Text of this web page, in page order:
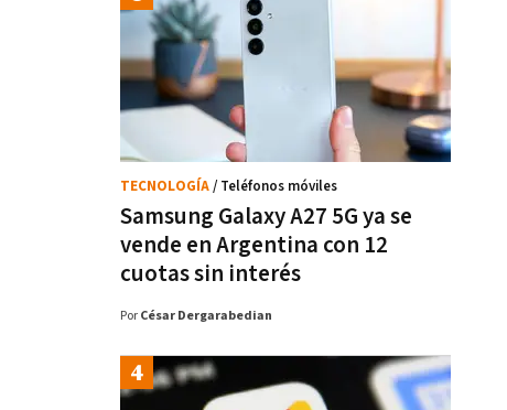
Samsung Galaxy A27 5G ya se
vende en Argentina con 12
cuotas sin interés
TECNOLOGÍA/ Teléfonos móviles
Por César Dergarabedian